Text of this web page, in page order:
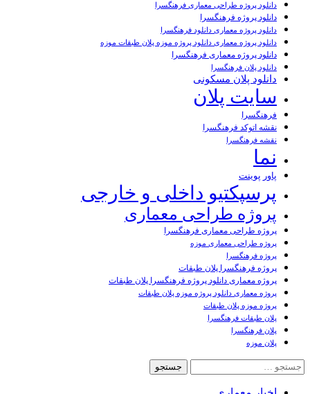
دانلود پروژه طراحی معماری فرهنگسرا
دانلود پروژه فرهنگسرا
دانلود پروژه معماری دانلود فرهنگسرا
دانلود پروژه معماری دانلود پروژه موزه پلان طبقات موزه
دانلود پروژه معماری فرهنگسرا
دانلود پلان فرهنگسرا
دانلود پلان مسکونی
سایت پلان
فرهنگسرا
نقشه اتوکد فرهنگسرا
نقشه فرهنگسرا
نما
پاور پوینت
پرسپکتیو داخلی و خارجی
پروژه طراحی معماری
پروژه طراحی معماری فرهنگسرا
پروژه طراحی معماری موزه
پروژه فرهنگسرا
پروژه فرهنگسرا پلان طبقات
پروژه معماری دانلود پروژه فرهنگسرا پلان طبقات
پروژه معماری دانلود پروژه موزه پلان طبقات
پروژه موزه پلان طبقات
پلان طبقات فرهنگسرا
پلان فرهنگسرا
پلان موزه
جستجو
برای: